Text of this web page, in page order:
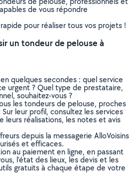
de vous répondre
pour réaliser tous vos projets !
un tondeur de pelouse à
quelques secondes : quel service
urgent ? Quel type de prestataire,
souhaitez-vous ?
les tondeurs de pelouse, proches
leur profil, consultez les services
leurs réalisations, les notes et avis
depuis la messagerie AlloVoisins
et efficaces.
au paiement en ligne, en passant
l’état des lieux, les devis et les
gratuits à chaque étape de votre